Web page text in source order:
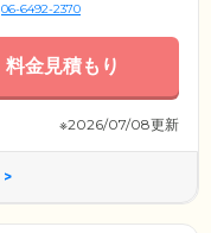
06-6492-2370
料金見積もり
※2026/07/08更新